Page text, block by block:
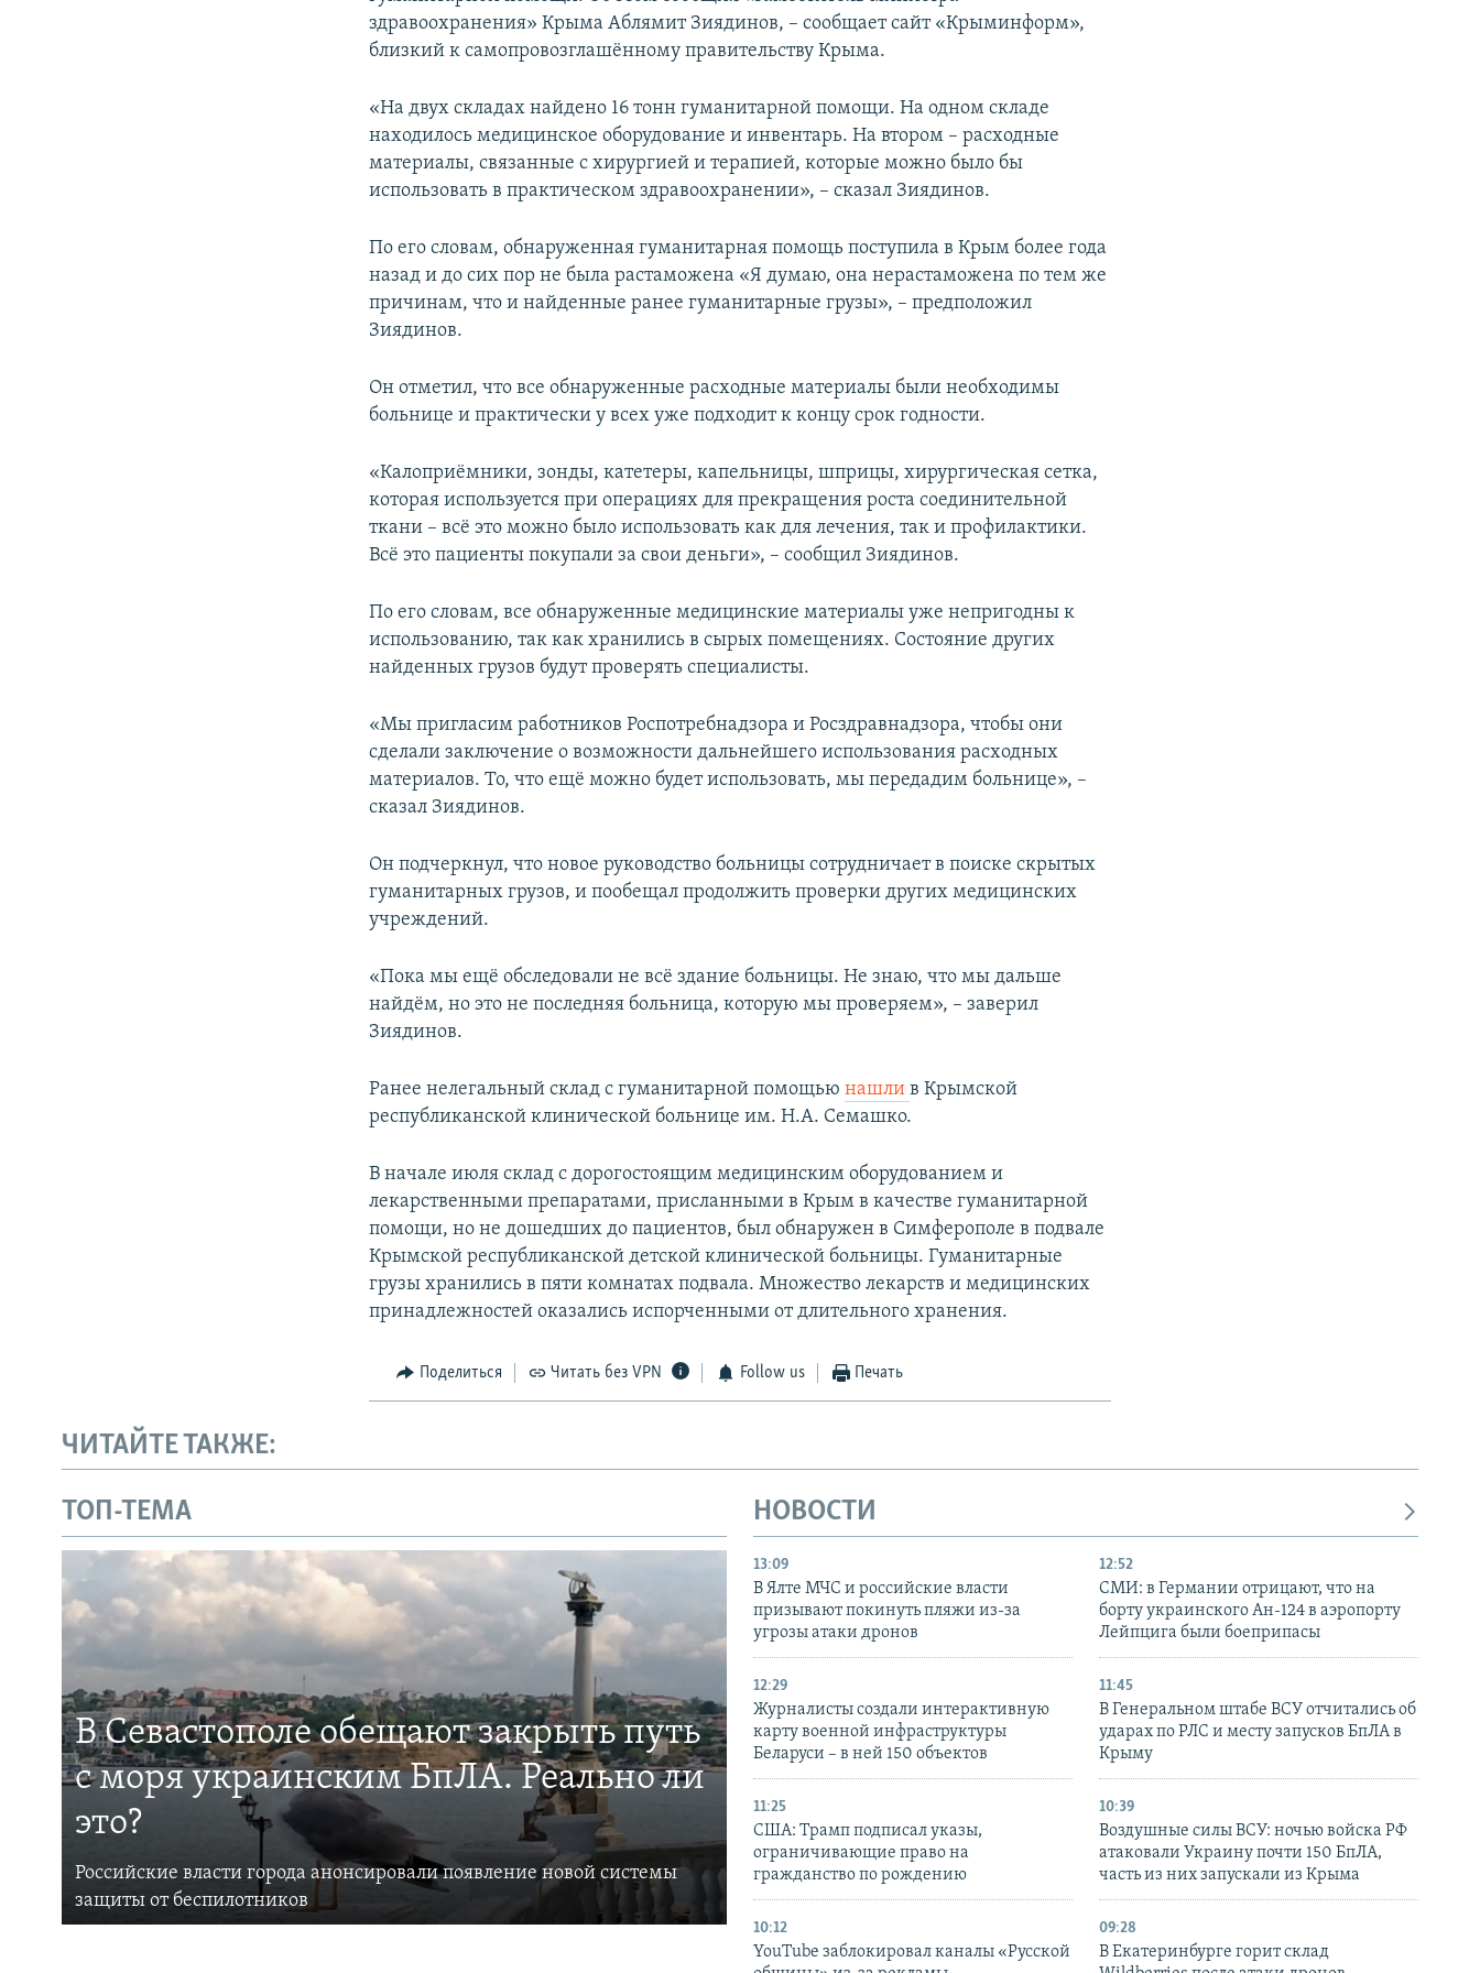
здравоохранения» Крыма Аблямит Зиядинов, – сообщает сайт «Крыминформ»,
близкий к самопровозглашённому правительству Крыма.
«На двух складах найдено 16 тонн гуманитарной помощи. На одном складе
находилось медицинское оборудование и инвентарь. На втором – расходные
материалы, связанные с хирургией и терапией, которые можно было бы
использовать в практическом здравоохранении», – сказал Зиядинов.
По его словам, обнаруженная гуманитарная помощь поступила в Крым более года
назад и до сих пор не была растаможена «Я думаю, она нерастаможена по тем же
причинам, что и найденные ранее гуманитарные грузы», – предположил
Зиядинов.
Он отметил, что все обнаруженные расходные материалы были необходимы
больнице и практически у всех уже подходит к концу срок годности.
«Калоприёмники, зонды, катетеры, капельницы, шприцы, хирургическая сетка,
которая используется при операциях для прекращения роста соединительной
ткани – всё это можно было использовать как для лечения, так и профилактики.
Всё это пациенты покупали за свои деньги», – сообщил Зиядинов.
По его словам, все обнаруженные медицинские материалы уже непригодны к
использованию, так как хранились в сырых помещениях. Состояние других
найденных грузов будут проверять специалисты.
«Мы пригласим работников Роспотребнадзора и Росздравнадзора, чтобы они
сделали заключение о возможности дальнейшего использования расходных
материалов. То, что ещё можно будет использовать, мы передадим больнице», –
сказал Зиядинов.
Он подчеркнул, что новое руководство больницы сотрудничает в поиске скрытых
гуманитарных грузов, и пообещал продолжить проверки других медицинских
учреждений.
«Пока мы ещё обследовали не всё здание больницы. Не знаю, что мы дальше
найдём, но это не последняя больница, которую мы проверяем», – заверил
Зиядинов.
Ранее нелегальный склад с гуманитарной помощьюнашлив Крымской
республиканской клинической больнице им. Н.А. Семашко.
В начале июля склад с дорогостоящим медицинским оборудованием и
лекарственными препаратами, присланными в Крым в качестве гуманитарной
помощи, но не дошедших до пациентов, был обнаружен в Симферополе в подвале
Крымской республиканской детской клинической больницы. Гуманитарные
грузы хранились в пяти комнатах подвала. Множество лекарств и медицинских
принадлежностей оказались испорченными от длительного хранения.
Поделиться Читать без VPN Follow us Печать
ЧИТАЙТЕ ТАКЖЕ:
ТОП-ТЕМА
В Севастополе обещают закрыть путь
с моря украинским БпЛА. Реально ли
это?
Российские власти города анонсировали появление новой системы
защиты от беспилотников
НОВОСТИ
13:09
В Ялте МЧС и российские власти
призывают покинуть пляжи из-за
угрозы атаки дронов
12:52
СМИ: в Германии отрицают, что на
борту украинского Ан-124 в аэропорту
Лейпцига были боеприпасы
12:29
Журналисты создали интерактивную
карту военной инфраструктуры
Беларуси – в ней 150 объектов
11:45
В Генеральном штабе ВСУ отчитались об
ударах по РЛС и месту запусков БпЛА в
Крыму
11:25
США: Трамп подписал указы,
ограничивающие право на
гражданство по рождению
10:39
Воздушные силы ВСУ: ночью войска РФ
атаковали Украину почти 150 БпЛА,
часть из них запускали из Крыма
10:12
YouTube заблокировал каналы «Русской
09:28
В Екатеринбурге горит склад